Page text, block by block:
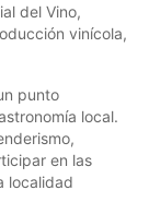
del Vino,
vinícola,
punto
local.
en las
localidad